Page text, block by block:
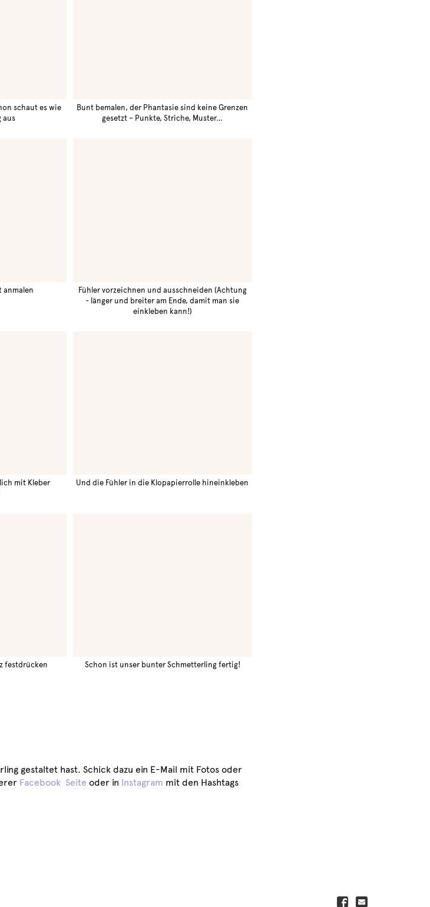
schaut es wie
aus
Bunt bemalen, der Phantasie sind keine Grenzen
gesetzt – Punkte, Striche, Muster…
anmalen
Fühler vorzeichnen und ausschneiden (Achtung
- länger und breiter am Ende, damit man sie
einkleben kann!)
mit Kleber
Und die Fühler in die Klopapierrolle hineinkleben
festdrücken Schon ist unser bunter Schmetterling fertig!
gestaltet hast. Schick dazu ein E-Mail mit Fotos oder
Facebook Seite oder in Instagram mit den Hashtags